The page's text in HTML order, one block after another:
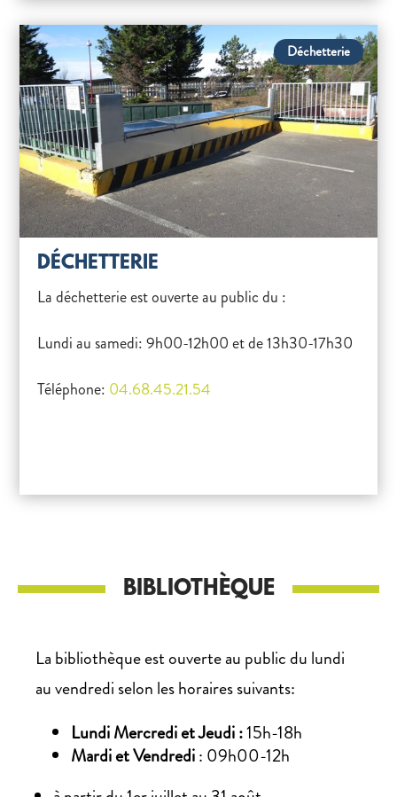
Déchetterie
DÉCHETTERIE
La déchetterie est ouverte au public du :
Lundi au samedi: 9h00-12h00 et de 13h30-17h30
Téléphone: 04.68.45.21.54
BIBLIOTHÈQUE
La bibliothèque est ouverte au public du lundi
au vendredi selon les horaires suivants:
Lundi Mercredi et Jeudi :15h-18h
Mardi et Vendredi: 09h00-12h